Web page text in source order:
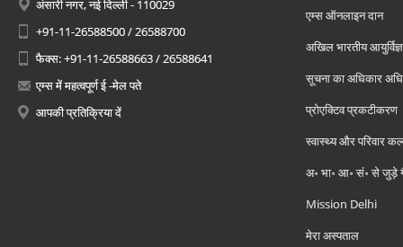
अंसारी नगर, नई दिल्ली - 110029
+91-11-26588500 / 26588700
फैक्स: +91-11-26588663 / 26588641
एम्स में महत्वपूर्ण ई -मेल पते
आपकी प्रतिक्रिया दें
एम्स ऑनलाइन दान
अखिल भारतीय
सूचना का अधिकार
प्रोएक्टिव प्रकटीकरण
स्वास्थ्य और परिवार
अ॰ भा॰ आ॰ सं॰ से जुड़े
Mission Delhi
मेरा अस्पताल